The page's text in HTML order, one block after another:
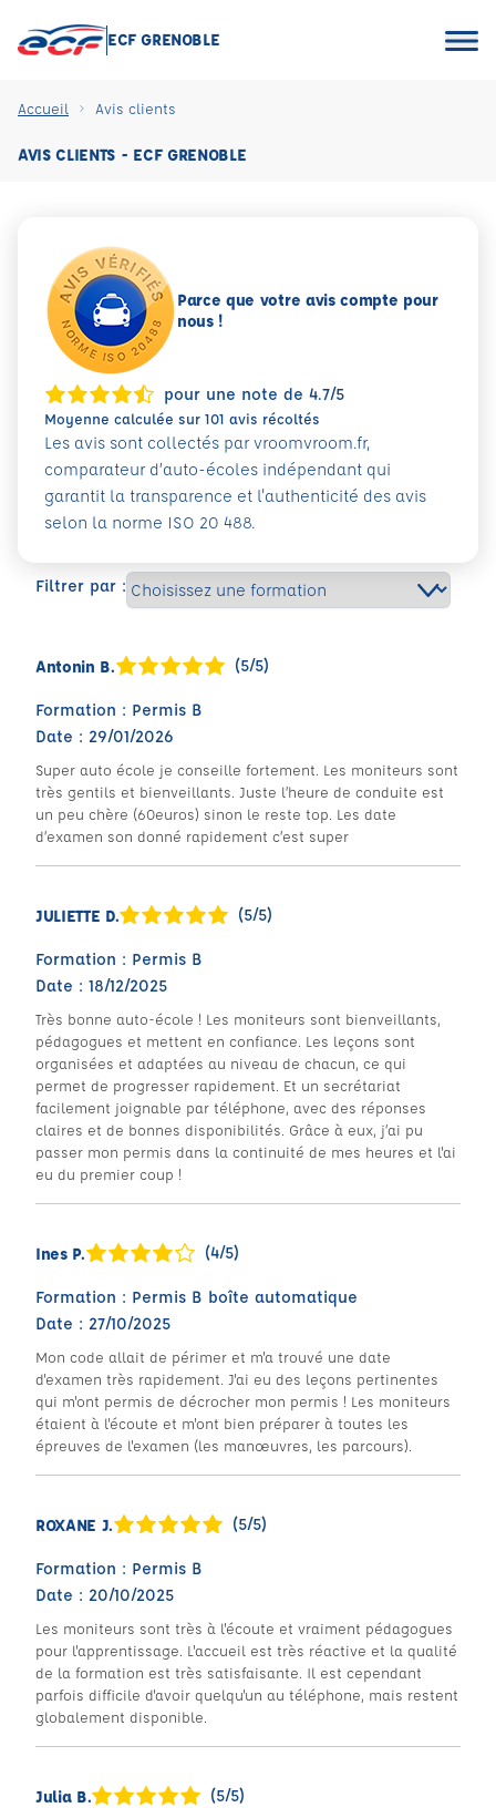
ECF GRENOBLE
Accueil Avis clients
AVIS CLIENTS - ECF GRENOBLE
Filtrer par :
Antonin B. (5/5)
Formation : Permis B
Date : 29/01/2026
Super auto école je conseille fortement. Les moniteurs sont
très gentils et bienveillants. Juste l’heure de conduite est
un peu chère (60euros) sinon le reste top. Les date
d’examen son donné rapidement c’est super
JULIETTE D. (5/5)
Formation : Permis B
Date : 18/12/2025
Très bonne auto-école ! Les moniteurs sont bienveillants,
pédagogues et mettent en confiance. Les leçons sont
organisées et adaptées au niveau de chacun, ce qui
permet de progresser rapidement. Et un secrétariat
facilement joignable par téléphone, avec des réponses
claires et de bonnes disponibilités. Grâce à eux, j’ai pu
passer mon permis dans la continuité de mes heures et l'ai
eu du premier coup !
Ines P. (4/5)
Formation : Permis B boîte automatique
Date : 27/10/2025
Mon code allait de périmer et m'a trouvé une date
d'examen très rapidement. J'ai eu des leçons pertinentes
qui m'ont permis de décrocher mon permis ! Les moniteurs
étaient à l'écoute et m'ont bien préparer à toutes les
épreuves de l'examen (les manœuvres, les parcours).
ROXANE J. (5/5)
Formation : Permis B
Date : 20/10/2025
Les moniteurs sont très à l'écoute et vraiment pédagogues
pour l'apprentissage. L'accueil est très réactive et la qualité
de la formation est très satisfaisante. Il est cependant
parfois difficile d'avoir quelqu'un au téléphone, mais restent
globalement disponible.
Julia B. (5/5)
Parce que votre avis compte pour
nous !
pour une note de 4.7/5
Moyenne calculée sur 101 avis récoltés
Les avis sont collectés par vroomvroom.fr,
comparateur d’auto-écoles indépendant qui
garantit la transparence et l'authenticité des avis
selon la norme ISO 20 488.